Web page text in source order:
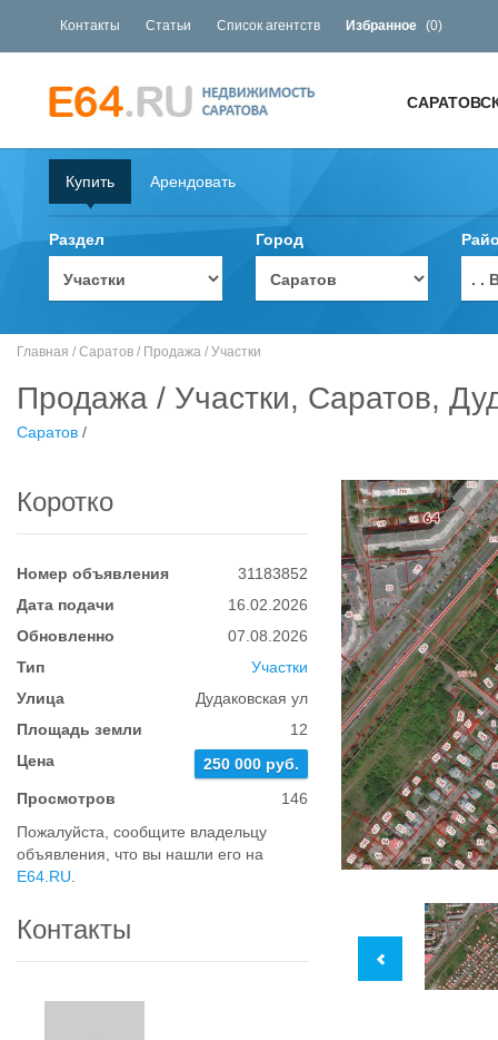
Контакты Статьи Список агентств Избранное (0)
Купить Арендовать
Раздел Город
. .
Главная / Саратов / Продажа / Участки
Продажа / Участки, Саратов,
Саратов /
Коротко
Номер объявления
31183852
Дата подачи
16.02.2026
Обновленно
07.08.2026
Тип
Участки
Улица
Дудаковская ул
Площадь земли
12
Цена
250 000 руб.
Просмотров
146
Пожалуйста, сообщите владельцу
объявления, что вы нашли его на
E64.RU
Контакты